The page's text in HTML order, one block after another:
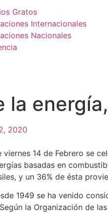
Gratos
Internacionales
Nacionales
la
2020
viernes 14 de Febrero se
basadas en
y un 36% de ésta
1949 se ha venido
la Organización de